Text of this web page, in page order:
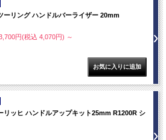
ーリング ハンドルバーライザー 20mm
円(税込 4,070円) ～
リッヒ ハンドルアップキット25mm R1200R シ